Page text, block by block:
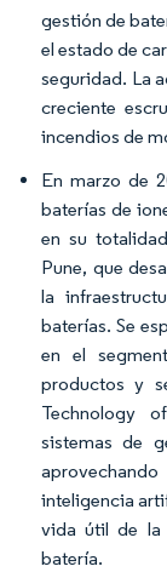
gestión de
el estado de
seguridad. La
creciente
incendios de
En marzo de
baterías de
en su
Pune, que
la
baterías. Se
en el
productos y
Technology
sistemas de
inteligencia
vida útil de la
batería.